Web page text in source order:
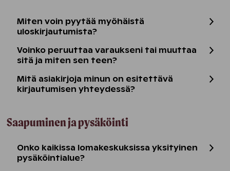
Miten voin pyytää myöhäistä
uloskirjautumista?
Voinko peruuttaa varaukseni tai muuttaa
sitä ja miten sen teen?
Mitä asiakirjoja minun on esitettävä
kirjautumisen yhteydessä?
Saapuminen ja pysäköinti
Onko kaikissa lomakeskuksissa yksityinen
pysäköintialue?